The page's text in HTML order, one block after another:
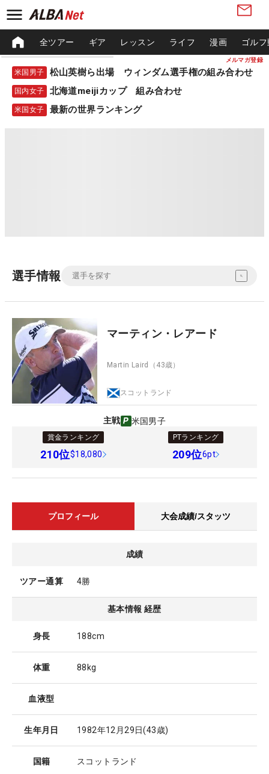
メルマガ登録
全ツアー ギア レッスン ライフ 漫画 ゴル
米国男子 松山英樹ら出場 ウィンダム選手権の組み合わせ
国内女子 北海道meijiカップ 組み合わせ
米国女子 最新の世界ランキング
選手情報
マーティン・レアード
Martin Laird （43歳）
スコットランド
主戦 米国男子
賞金ランキング
210位$18,080
PTランキング
209位6pt
プロフィール 大会成績/スタッツ
成績
ツアー通算 4勝
基本情報 経歴
身長 188cm
体重 88kg
血液型
生年月日 1982年12月29日(43歳)
国籍 スコットランド